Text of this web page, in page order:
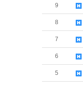
9
8
7
6
5